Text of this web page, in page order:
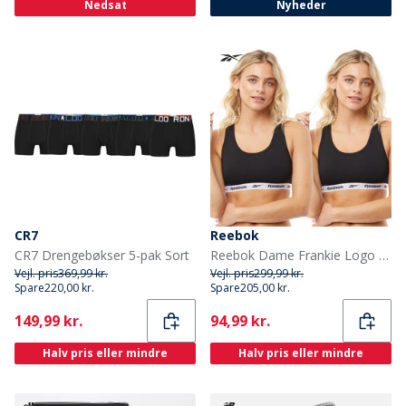
Nedsat Nyheder
CR7
CR7 Drengebøkser 5-pak Sort
Vejl. pris369,99 kr.
Spare220,00 kr.
Current
149,99 kr.
Halv pris eller mindre
Reebok
Reebok Dame Frankie Logo Bomuld Braletter Topak Sort
Vejl. pris299,99 kr.
Spare205,00 kr.
Current
94,99 kr.
Halv pris eller mindre